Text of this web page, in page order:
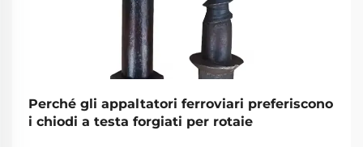
Perché gli appaltatori ferroviari preferiscono
i chiodi a testa forgiati per rotaie